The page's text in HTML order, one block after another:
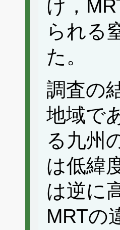
け，
られる
た。
調査の
地域で
る九州
は低緯
は逆に
MRTの